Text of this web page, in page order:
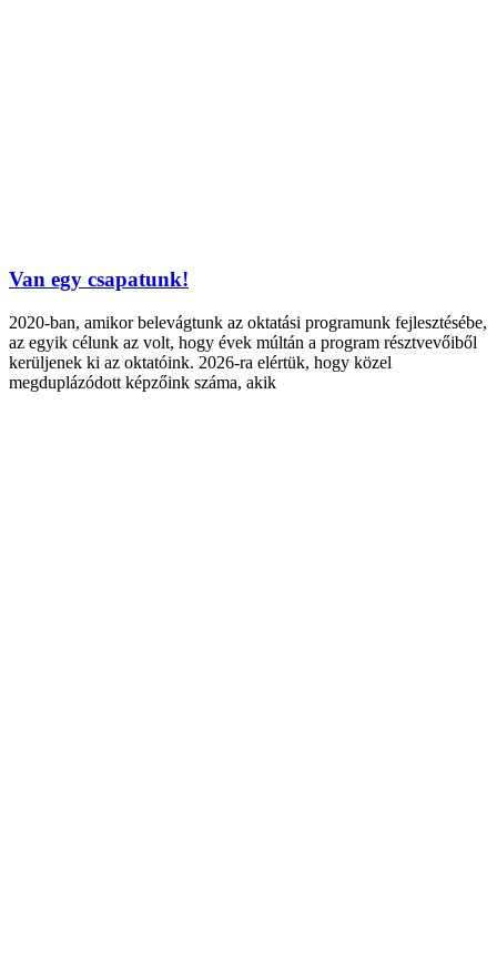
Van egy csapatunk!
2020-ban, amikor belevágtunk az oktatási programunk fejlesztésébe,
az egyik célunk az volt, hogy évek múltán a program résztvevőiből
kerüljenek ki az oktatóink. 2026-ra elértük, hogy közel
megduplázódott képzőink száma, akik